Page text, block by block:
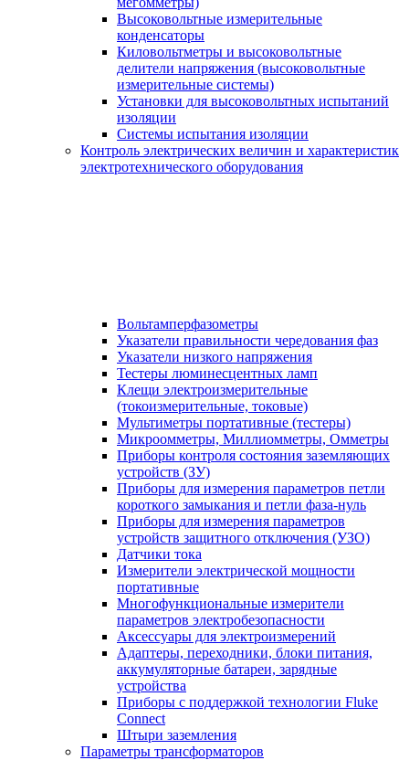
Высоковольтные измерительные
конденсаторы
Киловольтметры и высоковольтные
делители напряжения (высоковольтные
измерительные системы)
Установки для высоковольтных испытаний
изоляции
Системы испытания изоляции
Контроль электрических величин и характеристик
электротехнического оборудования
Вольтамперфазометры
Указатели правильности чередования фаз
Указатели низкого напряжения
Тестеры люминесцентных ламп
Клещи электроизмерительные
(токоизмерительные, токовые)
Мультиметры портативные (тестеры)
Микроомметры, Миллиомметры, Омметры
Приборы контроля состояния заземляющих
устройств (ЗУ)
Приборы для измерения параметров петли
короткого замыкания и петли фаза-нуль
Приборы для измерения параметров
устройств защитного отключения (УЗО)
Датчики тока
Измерители электрической мощности
портативные
Многофункциональные измерители
параметров электробезопасности
Аксессуары для электроизмерений
Адаптеры, переходники, блоки питания,
аккумуляторные батареи, зарядные
устройства
Приборы с поддержкой технологии Fluke
Connect
Штыри заземления
Параметры трансформаторов